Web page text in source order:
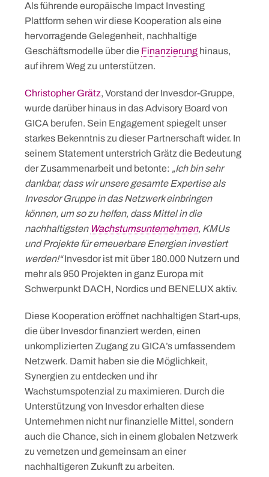
Als führende europäische Impact Investing
Plattform sehen wir diese Kooperation als eine
hervorragende Gelegenheit, nachhaltige
Geschäftsmodelle über die Finanzierung hinaus,
auf ihrem Weg zu unterstützen.
Christopher Grätz, Vorstand der Invesdor-Gruppe,
wurde darüber hinaus in das Advisory Board von
GICA berufen. Sein Engagement spiegelt unser
starkes Bekenntnis zu dieser Partnerschaft wider. In
seinem Statement unterstrich Grätz die Bedeutung
der Zusammenarbeit und betonte: „Ich bin sehr
dankbar, dass wir unsere gesamte Expertise als
Invesdor Gruppe in das Netzwerk einbringen
können, um so zu helfen, dass Mittel in die
nachhaltigsten Wachstumsunternehmen, KMUs
und Projekte für erneuerbare Energien investiert
werden!“Invesdor ist mit über 180.000 Nutzern und
mehr als 950 Projekten in ganz Europa mit
Schwerpunkt DACH, Nordics und BENELUX aktiv.
Diese Kooperation eröffnet nachhaltigen Start-ups,
die über Invesdor finanziert werden, einen
unkomplizierten Zugang zu GICA’s umfassendem
Netzwerk. Damit haben sie die Möglichkeit,
Synergien zu entdecken und ihr
Wachstumspotenzial zu maximieren. Durch die
Unterstützung von Invesdor erhalten diese
Unternehmen nicht nur finanzielle Mittel, sondern
auch die Chance, sich in einem globalen Netzwerk
zu vernetzen und gemeinsam an einer
nachhaltigeren Zukunft zu arbeiten.